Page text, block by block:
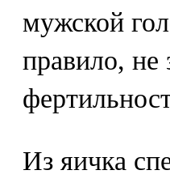
мужской
правило, не
Из яичка